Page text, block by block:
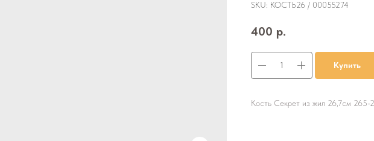
SKU: КОСТЬ26 / 00055274
400 р.
Купить
Кость Секрет из жил 26,7см 265-